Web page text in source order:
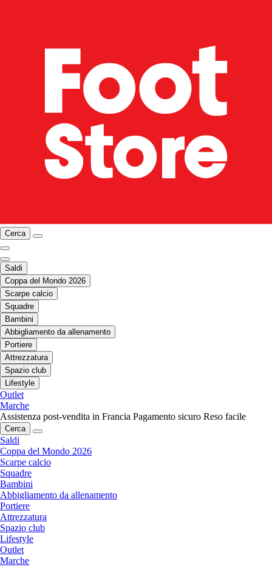
Cerca
Saldi
Coppa del Mondo 2026
Scarpe calcio
Squadre
Bambini
Abbigliamento da allenamento
Portiere
Attrezzatura
Spazio club
Lifestyle
Outlet
Marche
Assistenza post-vendita in Francia Pagamento sicuro Reso facile
Cerca
Saldi
Coppa del Mondo 2026
Scarpe calcio
Squadre
Bambini
Abbigliamento da allenamento
Portiere
Attrezzatura
Spazio club
Lifestyle
Outlet
Marche